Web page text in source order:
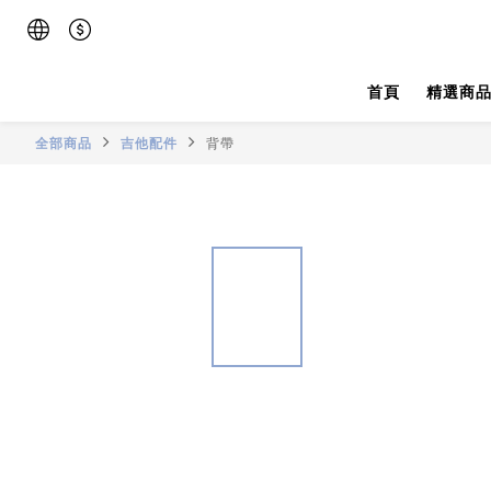
首頁 精選商品
全部商品 吉他配件 背帶